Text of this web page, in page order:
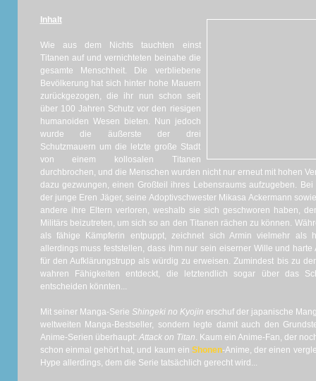
Inhalt
Wie aus dem Nichts tauchten einst
Titanen auf und vernichteten beinahe die
gesamte Menschheit. Die verbliebene
Bevölkerung hat sich hinter hohe Mauern
zurückgezogen, die ihr nun schon seit
über 100 Jahren Schutz vor den riesigen
humanoiden Wesen bieten. Nun jedoch
wurde die äußerste der drei
Schutzmauern um die letzte große Stadt
von einem kollosalen Titanen
durchbrochen, und die Menschen wurden nicht nur erneut mit hohen
dazu gezwungen, einen Großteil ihres Lebensraums aufzugeben.
der junge Eren Jäger, seine Adoptivschwester Mikasa Ackermann
andere ihre Eltern verloren, weshalb sie sich geschworen haben,
Militärs beizutreten, um sich so an den Titanen rächen zu können.
als fähige Kämpferin entpuppt, zeichnet sich Armin vielmehr als
allerdings muss feststellen, dass ihm nur sein eiserner Wille und
für den Aufklärungstrupp als würdig zu erweisen. Zumindest bis zu
wahren Fähigkeiten entdeckt, die letztendlich sogar über das
entscheiden könnten...
Mit seiner Manga-Serie Shingeki no Kyojin erschuf der japanische
weltweiten Manga-Bestseller, sondern legte damit auch den
Anime-Serien überhaupt: Attack on Titan. Kaum ein Anime-Fan, der
schon einmal gehört hat, und kaum ein Shonen-Anime, der einen
Hype allerdings, dem die Serie tatsächlich gerecht wird...